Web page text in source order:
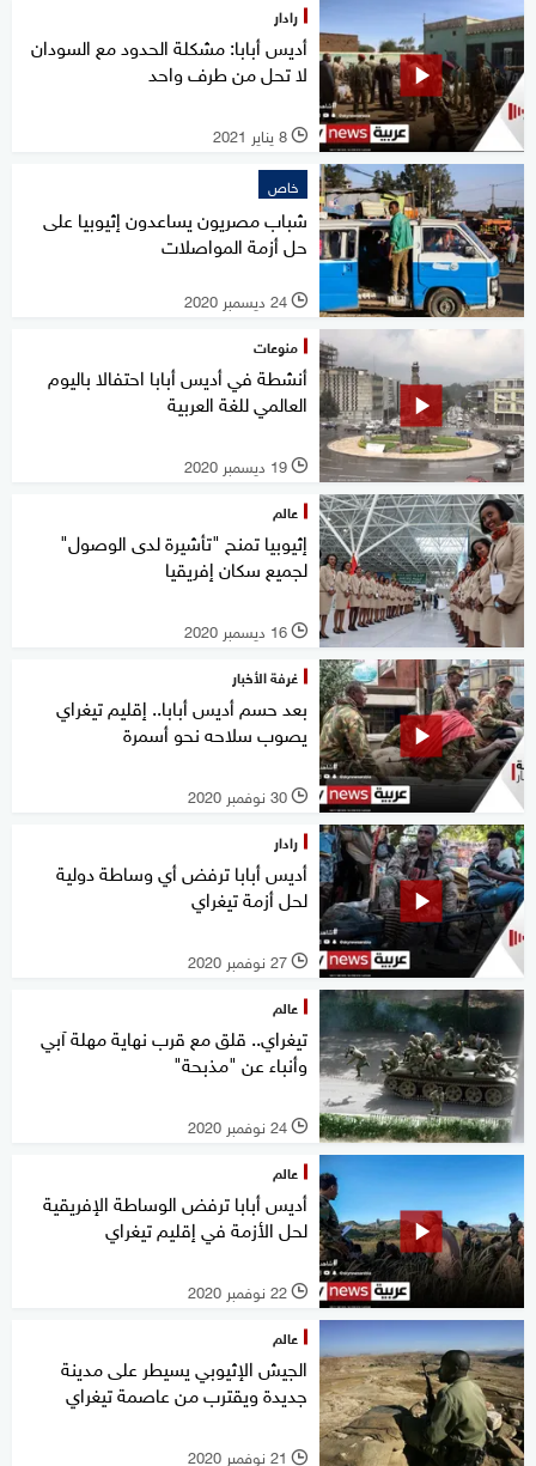
رادار
أديس أبابا: مشكلة الحدود مع السودان
لا تحل من طرف واحد
l 8 يناير 2021
خاص
شباب مصريون يساعدون إثيوبيا على
حل أزمة المواصلات
l 24 ديسمبر 2020
منوعات
أنشطة في أديس أبابا احتفالا باليوم
العالمي للغة العربية
l 19 ديسمبر 2020
عالم
إثيوبيا تمنح "تأشيرة لدى الوصول"
لجميع سكان إفريقيا
l 16 ديسمبر 2020
غرفة الأخبار
بعد حسم أديس أبابا.. إقليم تيغراي
يصوب سلاحه نحو أسمرة
l 30 نوفمبر 2020
رادار
أديس أبابا ترفض أي وساطة دولية
لحل أزمة تيغراي
l 27 نوفمبر 2020
عالم
تيغراي.. قلق مع قرب نهاية مهلة آبي
وأنباء عن "مذبحة"
l 24 نوفمبر 2020
عالم
أديس أبابا ترفض الوساطة الإفريقية
لحل الأزمة في إقليم تيغراي
l 22 نوفمبر 2020
عالم
الجيش الإثيوبي يسيطر على مدينة
جديدة ويقترب من عاصمة تيغراي
l 21 نوفمبر 2020